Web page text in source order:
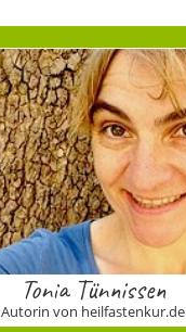
Tonia Tünnissen
Autorin von heilfastenkur.de